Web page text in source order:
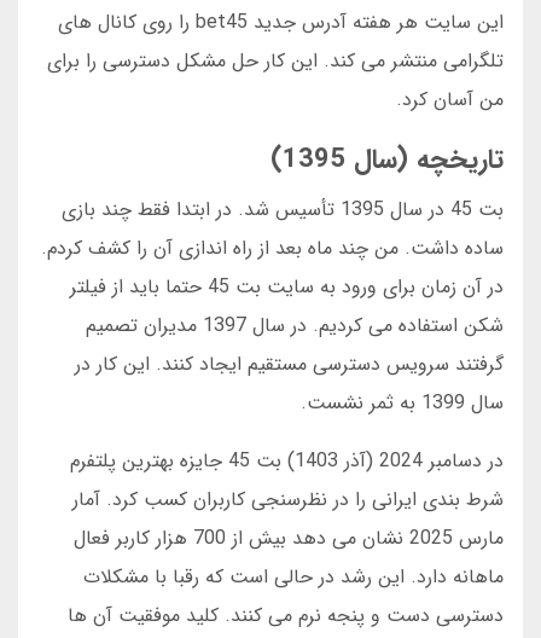
این سایت هر هفته آدرس جدید bet45 را روی کانال های
تلگرامی منتشر می کند. این کار حل مشکل دسترسی را برای
من آسان کرد.
تاریخچه (سال 1395)
بت 45 در سال 1395 تأسیس شد. در ابتدا فقط چند بازی
ساده داشت. من چند ماه بعد از راه اندازی آن را کشف کردم.
در آن زمان برای ورود به سایت بت 45 حتما باید از فیلتر
شکن استفاده می کردیم. در سال 1397 مدیران تصمیم
گرفتند سرویس دسترسی مستقیم ایجاد کنند. این کار در
سال 1399 به ثمر نشست.
در دسامبر 2024 (آذر 1403) بت 45 جایزه بهترین پلتفرم
شرط بندی ایرانی را در نظرسنجی کاربران کسب کرد. آمار
مارس 2025 نشان می دهد بیش از 700 هزار کاربر فعال
ماهانه دارد. این رشد در حالی است که رقبا با مشکلات
دسترسی دست و پنجه نرم می کنند. کلید موفقیت آن ها